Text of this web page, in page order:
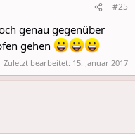
#25
genau gegenüber
gehen
Zuletzt bearbeitet: 15. Januar 2017